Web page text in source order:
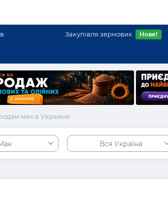
Закупівля зернових Нове!
мак в Украине
Вся Україна